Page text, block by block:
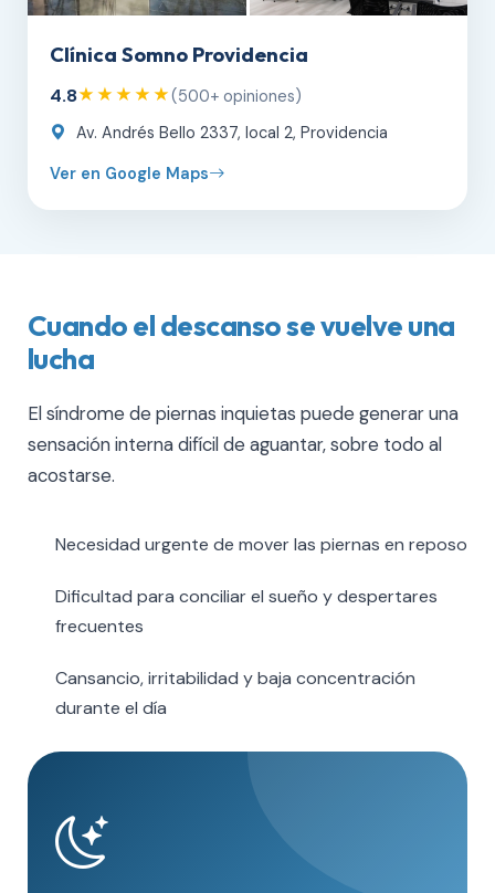
Clínica Somno Providencia
4.8★★★★★(500+ opiniones)
Av. Andrés Bello 2337, local 2, Providencia
Ver en Google Maps
Cuando el descanso se vuelve una
lucha
El síndrome de piernas inquietas puede generar una
sensación interna difícil de aguantar, sobre todo al
acostarse.
Necesidad urgente de mover las piernas en reposo
Dificultad para conciliar el sueño y despertares
frecuentes
Cansancio, irritabilidad y baja concentración
durante el día